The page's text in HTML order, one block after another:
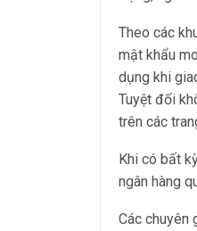
Theo các
mật khẩu
dụng khi
Tuyệt đối
trên các
Khi có bất
ngân hàng
Các chuyên